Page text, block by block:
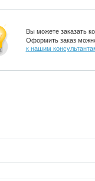
Вы можете заказать
Оформить заказ
к нашим